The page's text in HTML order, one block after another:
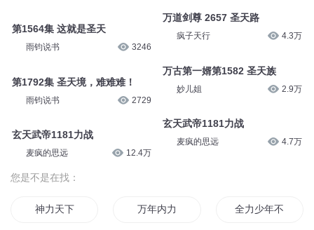
第1564集 这就是圣天
雨钧说书 3246
第1792集 圣天境，难难难！
雨钧说书 2729
玄天武帝1181力战
麦疯的思远 12.4万
万道剑尊 2657 圣天路
疯子天行 4.3万
万古第一婿第1582 圣天族
妙儿姐 2.9万
玄天武帝1181力战
麦疯的思远 4.7万
您是不是在找：
神力天下 万年内力 全力少年不全力